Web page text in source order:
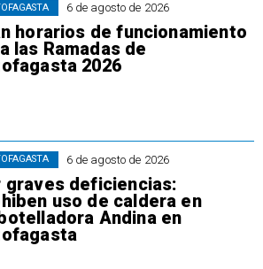
6 de agosto de 2026
horarios de funcionamiento
las Ramadas de
2026
6 de agosto de 2026
graves deficiencias:
uso de caldera en
Andina en